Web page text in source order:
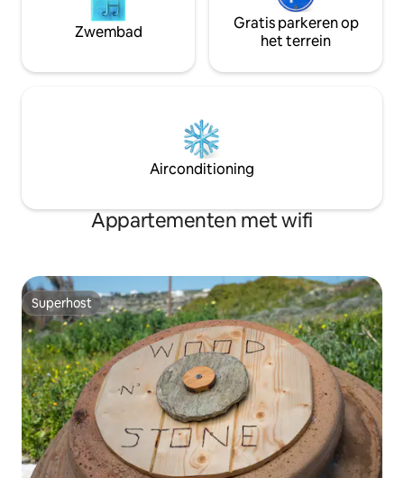
Zwembad
Gratis parkeren op
het terrein
Airconditioning
Appartementen met wifi
Superhost
Superhost